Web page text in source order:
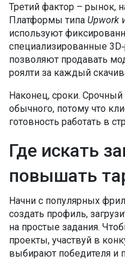
Третий фактор – рынок,
Платформы типа Upwork
используют
специализированные
позволяют продавать
роялти за каждый
Наконец, сроки.
обычного, потому что
готовность работать в
Где искать
повышать
Начни с популярных
создать профиль,
на простые задания.
проекты, участвуй в
выбирают победителя и